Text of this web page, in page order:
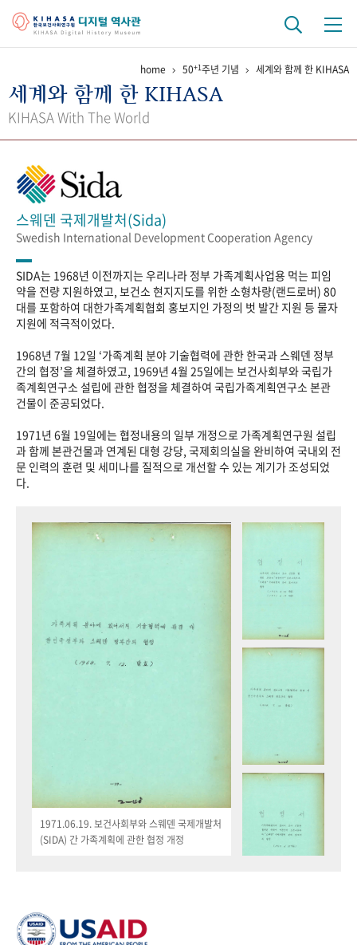
걸어온 길 기관 변천사 역대 기관장
정책과 연구 키워드로 보는 연구 역사
간행물 변천사
기록물 아카이브
사진 아카이브 문서 기록물 행정박물 영상 기록물
성과 50선 숫자로 보는 50년 50+1주년 광장
세계와 함께 한 KIHASA
VR 역사관
home 50+1주년 기념 세계와 함께 한 KIHASA
세계와 함께 한 KIHASA
KIHASA With The World
스웨덴 국제개발처(Sida)
Swedish International Development Cooperation Agency
SIDA는 1968년 이전까지는 우리나라 정부 가족계획사업용 먹는 피임
약을 전량 지원하였고, 보건소 현지지도를 위한 소형차량(랜드로버) 80
대를 포함하여 대한가족계획협회 홍보지인 가정의 벗 발간 지원 등 물자
지원에 적극적이었다.
1968년 7월 12일 ‘가족계획 분야 기술협력에 관한 한국과 스웨덴 정부
간의 협정’을 체결하였고, 1969년 4월 25일에는 보건사회부와 국립가
족계획연구소 설립에 관한 협정을 체결하여 국립가족계획연구소 본관
건물이 준공되었다.
1971년 6월 19일에는 협정내용의 일부 개정으로 가족계획연구원 설립
과 함께 본관건물과 연계된 대형 강당, 국제회의실을 완비하여 국내외 전
문 인력의 훈련 및 세미나를 질적으로 개선할 수 있는 계기가 조성되었
다.
1971.06.19. 보건사회부와 스웨덴 국제개발처
(SIDA) 간 가족계획에 관한 협정 개정